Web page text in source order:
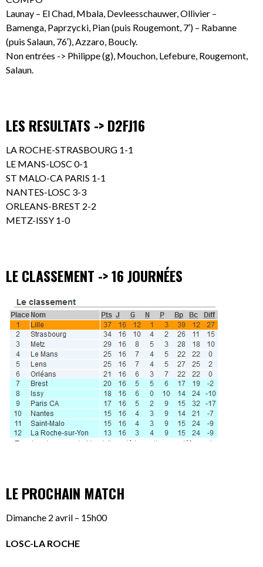
Launay – El Chad, Mbala, Devleesschauwer, Ollivier –
Bamenga, Paprzycki, Pian (puis Rougemont, 7′) – Rabanne
(puis Salaun, 76′), Azzaro, Boucly.
Non entrées -> Philippe (g), Mouchon, Lefebure, Rougemont,
Salaun.
LES RESULTATS -> D2FJ16
LA ROCHE-STRASBOURG 1-1
LE MANS-LOSC 0-1
ST MALO-CA PARIS 1-1
NANTES-LOSC 3-3
ORLEANS-BREST 2-2
METZ-ISSY 1-0
LE CLASSEMENT -> 16 JOURNÉES
LE PROCHAIN MATCH
Dimanche 2 avril – 15h00
LOSC-LA ROCHE